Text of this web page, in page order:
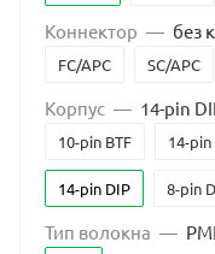
Коннектор — без
FC/APC SC/APC
Корпус — 14-pin
10-pin BTF 14-pin
14-pin DIP 8-pin
Тип волокна —